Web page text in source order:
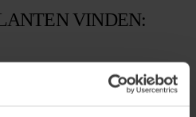
VINDEN: